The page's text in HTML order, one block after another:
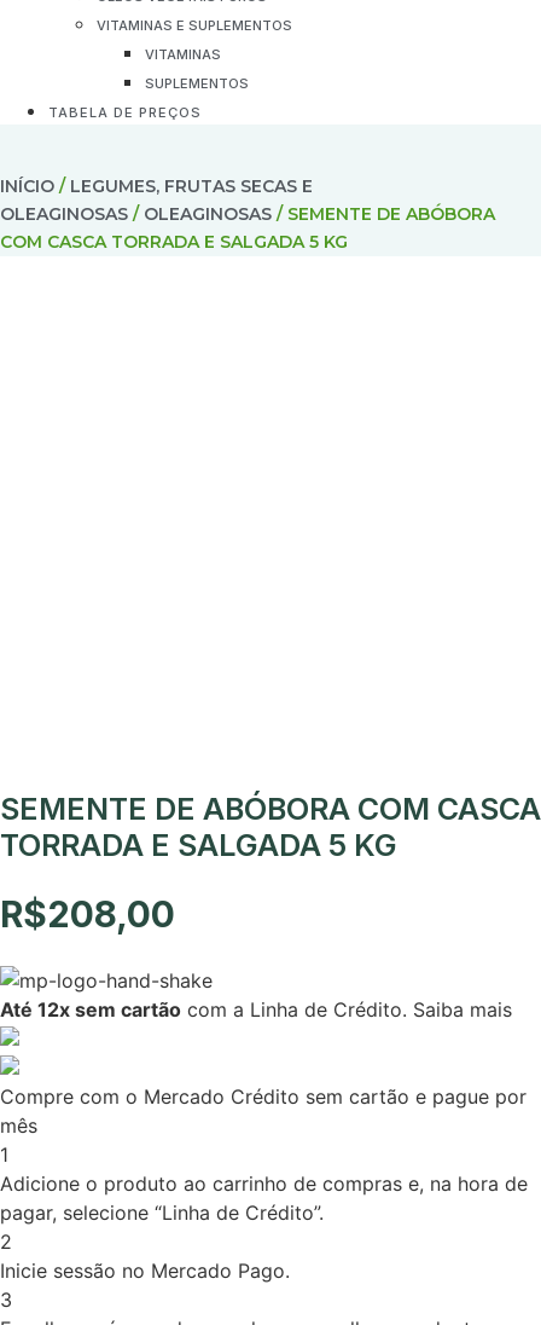
VITAMINAS E SUPLEMENTOS
VITAMINAS
SUPLEMENTOS
TABELA DE PREÇOS
INÍCIO / LEGUMES, FRUTAS SECAS E
OLEAGINOSAS / OLEAGINOSAS / SEMENTE DE ABÓBORA
COM CASCA TORRADA E SALGADA 5 KG
SEMENTE DE ABÓBORA COM CASCA
TORRADA E SALGADA 5 KG
R$208,00
Até 12x sem cartão com a Linha de Crédito. Saiba mais
Compre com o Mercado Crédito sem cartão e pague por
mês
1
Adicione o produto ao carrinho de compras e, na hora de
pagar, selecione “Linha de Crédito”.
2
Inicie sessão no Mercado Pago.
3